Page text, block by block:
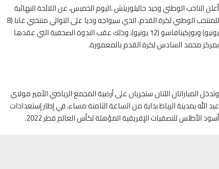
الناخب الوطني وحيد حاليلوزيتش ،اليوم الخميس، عن اللائحة النهائية
للمنتخب الوطني لكرة القدم، الذي سيواجه وديا على التوالي منتخبي غانا (8
يونيو) وبوركينافاسو (12 يونيو)، وذلك عقب الندوة الصحفية التي عقدها
محمد السادس لكرة القدم بالمعمورة.
المباراتان اللتان ستجريان على أرضية المجمع الرياضي الأمير مولاي
بمدينة الرباط بداية من الساعة الثامنة مساء، في إطار إستعدادات
الأطلس للتصفيات الإفريقية المؤهلة لكأس العالم قطر 2022.